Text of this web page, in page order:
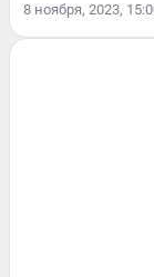
8 ноября, 2023,